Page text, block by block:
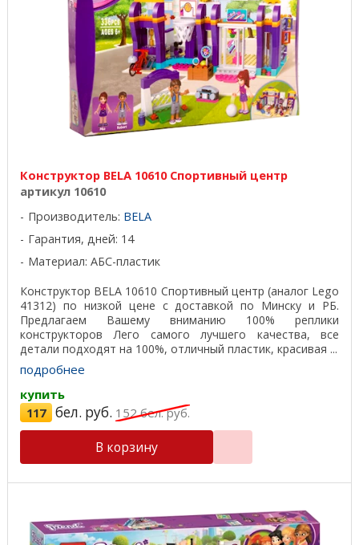
Конструктор BELA 10610 Спортивный центр
артикул 10610
Производитель: BELA
Гарантия, дней: 14
Материал: АБС-пластик
Конструктор BELA 10610 Спортивный центр (аналог Lego
41312) по низкой цене с доставкой по Минску и РБ.
Предлагаем Вашему вниманию 100% реплики
конструкторов Лего самого лучшего качества, все
детали подходят на 100%, отличный пластик, красивая ...
подробнее
купить
117 бел. руб. 152бел. руб.
В корзину